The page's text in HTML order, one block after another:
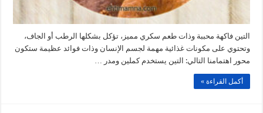
مغلقة
التين فاكهة محببة وذات طعم سكري مميز، تؤكل بشكلها الرطب أو الجاف،
وتحتوي على مكونات غذائية مهمة لجسم الإنسان وذات فوائد عظيمة ستكون
محور اهتمامنا التالي: التين يستخدم كملين ومدر …
أكمل القراءة »